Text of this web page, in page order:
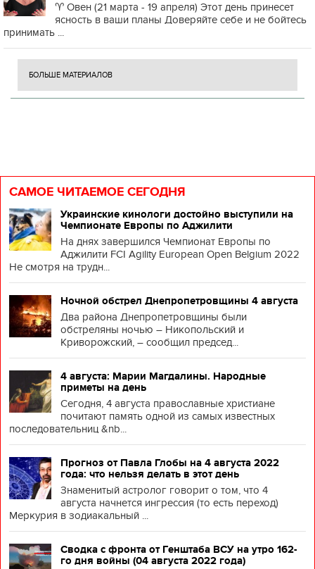
♈️ Овен (21 марта - 19 апреля) Этот день принесет
ясность в ваши планы Доверяйте себе и не бойтесь
принимать ...
БОЛЬШЕ МАТЕРИАЛОВ
САМОЕ ЧИТАЕМОЕ СЕГОДНЯ
Украинские кинологи достойно выступили на
Чемпионате Европы по Аджилити
На днях завершился Чемпионат Европы по
Аджилити FCI Agility European Open Belgium 2022
Не смотря на трудн...
Ночной обстрел Днепропетровщины 4 августа
Два района Днепропетровщины были
обстреляны ночью – Никопольский и
Криворожский, – сообщил председ...
4 августа: Марии Магдалины. Народные
приметы на день
Сегодня, 4 августа православные христиане
почитают память одной из самых известных
последовательниц &nb...
Прогноз от Павла Глобы на 4 августа 2022
года: что нельзя делать в этот день
Знаменитый астролог говорит о том, что 4
августа начнется ингрессия (то есть переход)
Меркурия в зодиакальный ...
Сводка с фронта от Генштаба ВСУ на утро 162-
го дня войны (04 августа 2022 года)